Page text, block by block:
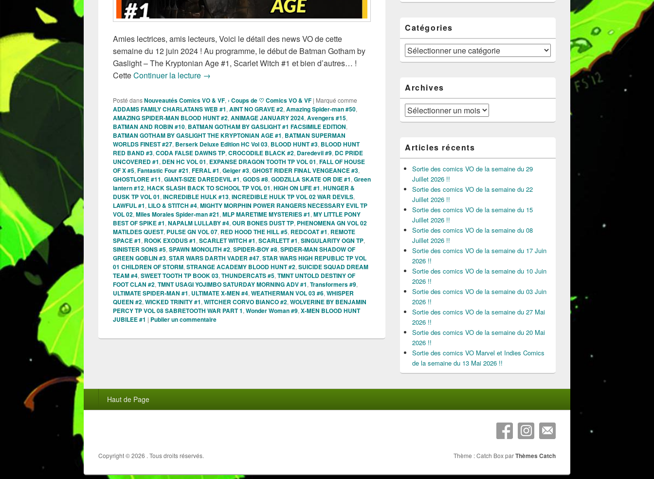
Amies lectrices, amis lecteurs, Voici le détail des news VO de cette
semaine du 12 juin 2024 ! Au programme, le début de Batman Gotham by
Gaslight – The Kryptonian Age #1, Scarlet Witch #1 et bien d’autres… !
CetteContinuer la lecture Sorties des Comics VO de la semaine du 12 Juin 2024 !!!
→
Posté dansNouveautés Comics VO & VF, › Coups de ♡ Comics VO & VF | Marqué comme
ADDAMS FAMILY CHARLATANS WEB #1, AINT NO GRAVE #2, Amazing Spider-man #50,
AMAZING SPIDER-MAN BLOOD HUNT #2, ANIMAGE JANUARY 2024, Avengers #15,
BATMAN AND ROBIN #10, BATMAN GOTHAM BY GASLIGHT #1 FACSIMILE EDITION,
BATMAN GOTHAM BY GASLIGHT THE KRYPTONIAN AGE #1, BATMAN SUPERMAN
WORLDS FINEST #27, Berserk Deluxe Edition HC Vol 03, BLOOD HUNT #3, BLOOD HUNT
RED BAND #3, CODA FALSE DAWNS TP, CROCODILE BLACK #2, Daredevil #9, DC PRIDE
UNCOVERED #1, DEN HC VOL 01, EXPANSE DRAGON TOOTH TP VOL 01, FALL OF HOUSE
OF X #5, Fantastic Four #21, FERAL #1, Geiger #3, GHOST RIDER FINAL VENGEANCE #3,
GHOSTLORE #11, GIANT-SIZE DAREDEVIL #1, GODS #8, GODZILLA SKATE OR DIE #1, Green
lantern #12, HACK SLASH BACK TO SCHOOL TP VOL 01, HIGH ON LIFE #1, HUNGER &
DUSK TP VOL 01, INCREDIBLE HULK #13, INCREDIBLE HULK TP VOL 02 WAR DEVILS,
LAWFUL #1, LILO & STITCH #4, MIGHTY MORPHIN POWER RANGERS NECESSARY EVIL TP
VOL 02, Miles Morales Spider-man #21, MLP MARETIME MYSTERIES #1, MY LITTLE PONY
BEST OF SPIKE #1, NAPALM LULLABY #4, OUR BONES DUST TP, PHENOMENA GN VOL 02
MATILDES QUEST, PULSE GN VOL 07, RED HOOD THE HILL #5, REDCOAT #1, REMOTE
SPACE #1, ROOK EXODUS #1, SCARLET WITCH #1, SCARLETT #1, SINGULARITY OGN TP,
SINISTER SONS #5, SPAWN MONOLITH #2, SPIDER-BOY #8, SPIDER-MAN SHADOW OF
GREEN GOBLIN #3, STAR WARS DARTH VADER #47, STAR WARS HIGH REPUBLIC TP VOL
01 CHILDREN OF STORM, STRANGE ACADEMY BLOOD HUNT #2, SUICIDE SQUAD DREAM
TEAM #4, SWEET TOOTH TP BOOK 03, THUNDERCATS #5, TMNT UNTOLD DESTINY OF
FOOT CLAN #2, TMNT USAGI YOJIMBO SATURDAY MORNING ADV #1, Transformers #9,
ULTIMATE SPIDER-MAN #1, ULTIMATE X-MEN #4, WEATHERMAN VOL 03 #6, WHISPER
QUEEN #2, WICKED TRINITY #1, WITCHER CORVO BIANCO #2, WOLVERINE BY BENJAMIN
PERCY TP VOL 08 SABRETOOTH WAR PART 1, Wonder Woman #9, X-MEN BLOOD HUNT
JUBILEE #1 | Publier un commentaire
Catégories
Catégories
Archives
Archives
Articles récents
Sortie des comics VO de la semaine du 29
Juillet 2026 !!
Sortie des comics VO de la semaine du 22
Juillet 2026 !!
Sortie des comics VO de la semaine du 15
Juillet 2026 !!
Sortie des comics VO de la semaine du 08
Juillet 2026 !!
Sortie des comics VO de la semaine du 17 Juin
2026 !!
Sortie des comics VO de la semaine du 10 Juin
2026 !!
Sortie des comics VO de la semaine du 03 Juin
2026 !!
Sortie des comics VO de la semaine du 27 Mai
2026 !!
Sortie des comics VO de la semaine du 20 Mai
2026 !!
Sortie des comics VO Marvel et Indies Comics
de la semaine du 13 Mai 2026 !!
page
Haut de Page
Copyright © 2026 . Tous droits réservés. Thème : Catch Box parThèmes Catch